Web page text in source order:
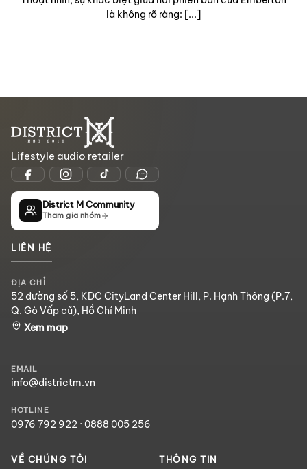
là không rõ ràng: [...]
Lifestyle audio retailer
District M Community
Tham gia nhóm
LIÊN HỆ
ĐỊA CHỈ
52 đường số 5, KDC CityLand Center Hill, P. Hạnh Thông (P.7,
Q. Gò Vấp cũ), Hồ Chí Minh
Xem map
EMAIL
info@districtm.vn
HOTLINE
0976 792 922 · 0888 005 256
VỀ CHÚNG TÔI THÔNG TIN